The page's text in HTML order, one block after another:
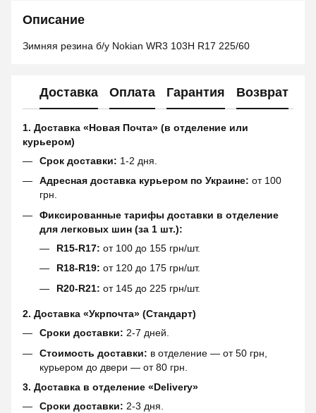
Описание
Зимняя резина б/у Nokian WR3 103H R17 225/60
Доставка Оплата Гарантия Возврат
1. Доставка «Новая Почта» (в отделение или
курьером)
Срок доставки: 1-2 дня.
Адресная доставка курьером по Украине: от 100
грн.
Фиксированные тарифы доставки в отделение
для легковых шин (за 1 шт.):
R15-R17: от 100 до 155 грн/шт.
R18-R19: от 120 до 175 грн/шт.
R20-R21: от 145 до 225 грн/шт.
2. Доставка «Укрпочта» (Стандарт)
Сроки доставки: 2-7 дней.
Стоимость доставки: в отделение — от 50 грн,
курьером до двери — от 80 грн.
3. Доставка в отделение «Delivery»
Сроки доставки: 2-3 дня.